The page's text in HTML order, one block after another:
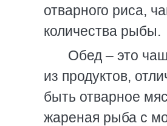
отварного риса,
количества рыбы.
Обед – это
из продуктов,
быть отварное
жареная рыба с